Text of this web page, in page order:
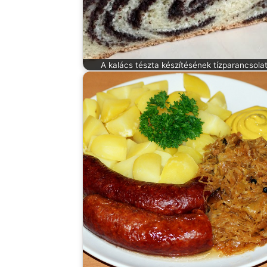
A kalács tészta készítésének